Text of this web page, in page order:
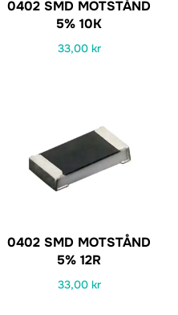
0402 SMD MOTSTÅND
5% 10K
33,00 kr
0402 SMD MOTSTÅND
5% 12R
33,00 kr